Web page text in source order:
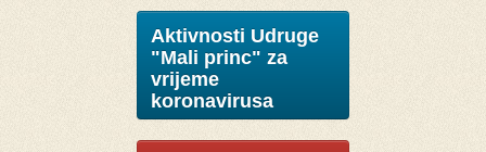
Aktivnosti Udruge
"Mali princ" za
vrijeme
koronavirusa